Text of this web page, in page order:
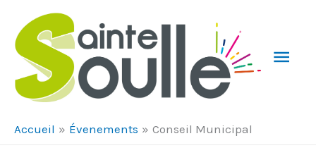
Accueil Évenements Conseil Municipal